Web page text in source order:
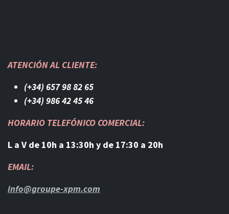
ATENCIÓN AL CLIENTE:
(+34) 657 98 82 65
(+34) 986 42 45 46​
HORARIO TELEFÓNICO COMERCIAL:
L a V de 10h a 13:30h y de 17:30 a 20h
EMAIL:
info@groupe-xpm.com